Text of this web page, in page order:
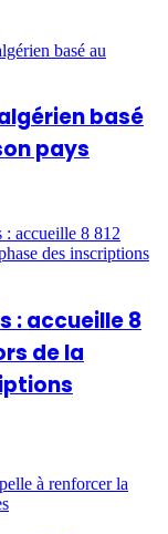
basé
pays
: accueille 8
de la